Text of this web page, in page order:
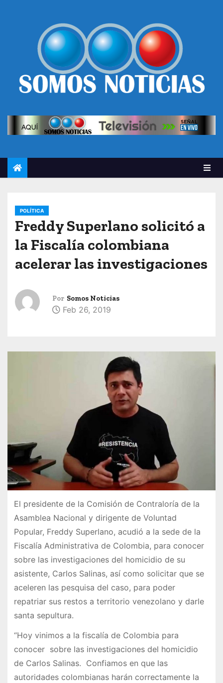
POLÍTICA
Freddy Superlano solicitó a
la Fiscalía colombiana
acelerar las investigaciones
Por Somos Noticias
Feb 26, 2019
El presidente de la Comisión de Contraloría de la
Asamblea Nacional y dirigente de Voluntad
Popular, Freddy Superlano, acudió a la sede de la
Fiscalía Administrativa de Colombia, para conocer
sobre las investigaciones del homicidio de su
asistente, Carlos Salinas, así como solicitar que se
aceleren las pesquisa del caso, para poder
repatriar sus restos a territorio venezolano y darle
santa sepultura.
“Hoy vinimos a la fiscalía de Colombia para
conocer sobre las investigaciones del homicidio
de Carlos Salinas. Confiamos en que las
autoridades colombianas harán correctamente la